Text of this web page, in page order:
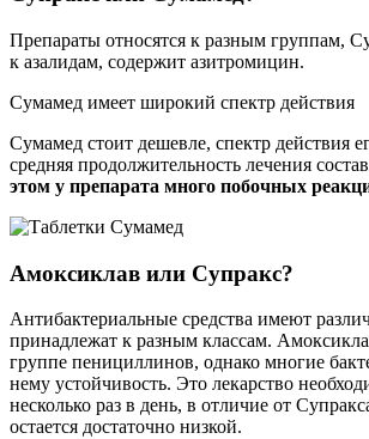
Препараты относятся к разным группам,
к азалидам, содержит азитромицин.
Сумамед имеет широкий спектр действия
Сумамед стоит дешевле, спектр действия
средняя продолжительность лечения
этом у препарата много побочных
Амоксиклав или Супракс?
Антибактериальные средства имеют
принадлежат к разным классам.
группе пенициллинов, однако многие
нему устойчивость. Это лекарство
несколько раз в день, в отличие от
остается достаточно низкой.